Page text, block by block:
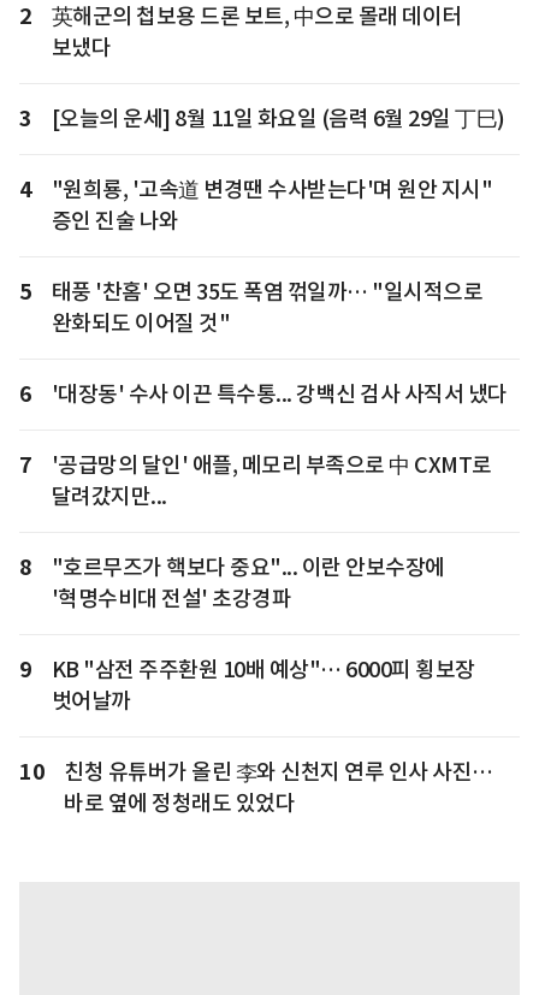
2
英해군의 첩보용 드론 보트, 中으로 몰래 데이터
보냈다
3 [오늘의 운세] 8월 11일 화요일 (음력 6월 29일 丁巳)
4
"원희룡, '고속道 변경땐 수사받는다'며 원안 지시"
증인 진술 나와
5
태풍 '찬홈' 오면 35도 폭염 꺾일까… "일시적으로
완화되도 이어질 것"
6 '대장동' 수사 이끈 특수통... 강백신 검사 사직서 냈다
7
'공급망의 달인' 애플, 메모리 부족으로 中 CXMT로
달려갔지만...
8
"호르무즈가 핵보다 중요"... 이란 안보수장에
'혁명수비대 전설' 초강경파
9
KB "삼전 주주환원 10배 예상"… 6000피 횡보장
벗어날까
10
친청 유튜버가 올린 李와 신천지 연루 인사 사진…
바로 옆에 정청래도 있었다